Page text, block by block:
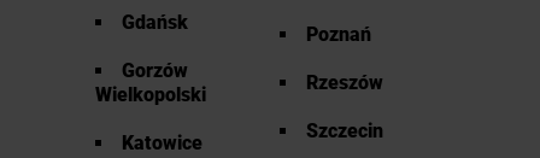
Gdańsk
Gorzów
Wielkopolski
Katowice
Poznań
Rzeszów
Szczecin